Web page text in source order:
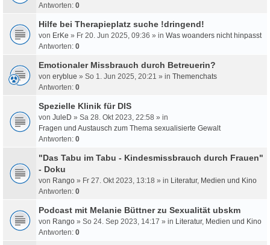
Antworten: 0
Hilfe bei Therapieplatz suche !dringend!
von ErKe » Fr 20. Jun 2025, 09:36 » in Was woanders nicht hinpasst
Antworten: 0
Emotionaler Missbrauch durch Betreuerin?
von eryblue » So 1. Jun 2025, 20:21 » in Themenchats
Antworten: 0
Spezielle Klinik für DIS
von JuleD » Sa 28. Okt 2023, 22:58 » in
Fragen und Austausch zum Thema sexualisierte Gewalt
Antworten: 0
"Das Tabu im Tabu - Kindesmissbrauch durch Frauen"
- Doku
von Rango » Fr 27. Okt 2023, 13:18 » in Literatur, Medien und Kino
Antworten: 0
Podcast mit Melanie Büttner zu Sexualität ubskm
von Rango » So 24. Sep 2023, 14:17 » in Literatur, Medien und Kino
Antworten: 0